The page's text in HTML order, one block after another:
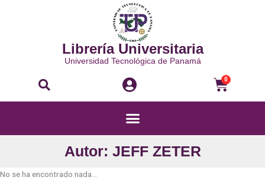
Librería Universitaria
Universidad Tecnológica de Panamá
Buscar 0
Menú
Autor: JEFF ZETER
No se ha encontrado nada...